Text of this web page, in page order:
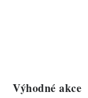
Výhodné akce